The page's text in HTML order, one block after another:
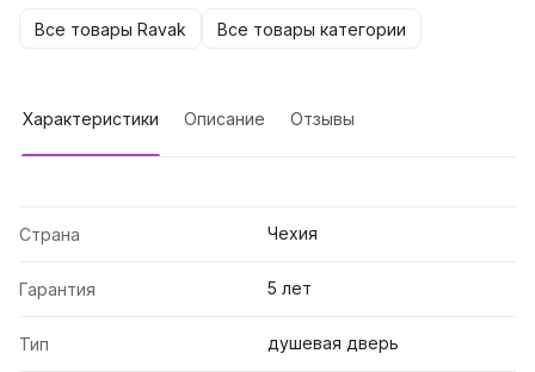
Все товары Ravak Все товары категории
Характеристики Описание Отзывы
Страна Чехия
Гарантия 5 лет
Тип душевая дверь